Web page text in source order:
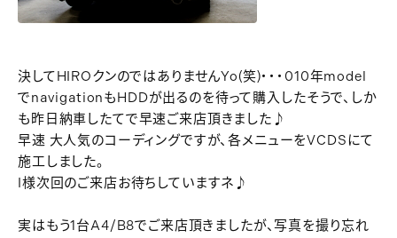
決してHIROクンのではありませんYo(笑)・・・010年model
でnavigationもHDDが出るのを待って購入したそうで、しか
も昨日納車したてで早速ご来店頂きました♪
早速 大人気のコーディングですが、各メニューをVCDSにて
施工しました。
I様次回のご来店お待ちしていますネ♪
実はもう1台A4/B8でご来店頂きましたが、写真を撮り忘れ